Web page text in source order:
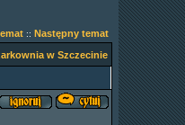
:: Następny temat
w Szczecinie